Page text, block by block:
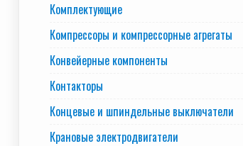
Комплектующие
Компрессоры и компрессорные агрегаты
Конвейерные компоненты
Контакторы
Концевые и шпиндельные выключатели
Крановые электродвигатели